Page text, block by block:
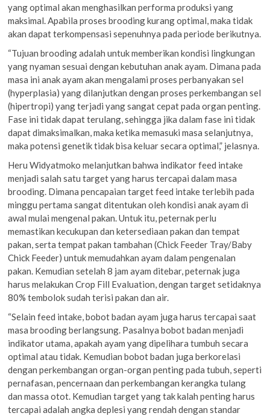
yang optimal akan menghasilkan performa produksi yang
maksimal. Apabila proses brooding kurang optimal, maka tidak
akan dapat terkompensasi sepenuhnya pada periode berikutnya.
“Tujuan brooding adalah untuk memberikan kondisi lingkungan
yang nyaman sesuai dengan kebutuhan anak ayam. Dimana pada
masa ini anak ayam akan mengalami proses perbanyakan sel
(hyperplasia) yang dilanjutkan dengan proses perkembangan sel
(hipertropi) yang terjadi yang sangat cepat pada organ penting.
Fase ini tidak dapat terulang, sehingga jika dalam fase ini tidak
dapat dimaksimalkan, maka ketika memasuki masa selanjutnya,
maka potensi genetik tidak bisa keluar secara optimal,” jelasnya.
Heru Widyatmoko melanjutkan bahwa indikator feed intake
menjadi salah satu target yang harus tercapai dalam masa
brooding. Dimana pencapaian target feed intake terlebih pada
minggu pertama sangat ditentukan oleh kondisi anak ayam di
awal mulai mengenal pakan. Untuk itu, peternak perlu
memastikan kecukupan dan ketersediaan pakan dan tempat
pakan, serta tempat pakan tambahan (Chick Feeder Tray/Baby
Chick Feeder) untuk memudahkan ayam dalam pengenalan
pakan. Kemudian setelah 8 jam ayam ditebar, peternak juga
harus melakukan Crop Fill Evaluation, dengan target setidaknya
80% tembolok sudah terisi pakan dan air.
“Selain feed intake, bobot badan ayam juga harus tercapai saat
masa brooding berlangsung. Pasalnya bobot badan menjadi
indikator utama, apakah ayam yang dipelihara tumbuh secara
optimal atau tidak. Kemudian bobot badan juga berkorelasi
dengan perkembangan organ-organ penting pada tubuh, seperti
pernafasan, pencernaan dan perkembangan kerangka tulang
dan massa otot. Kemudian target yang tak kalah penting harus
tercapai adalah angka deplesi yang rendah dengan standar